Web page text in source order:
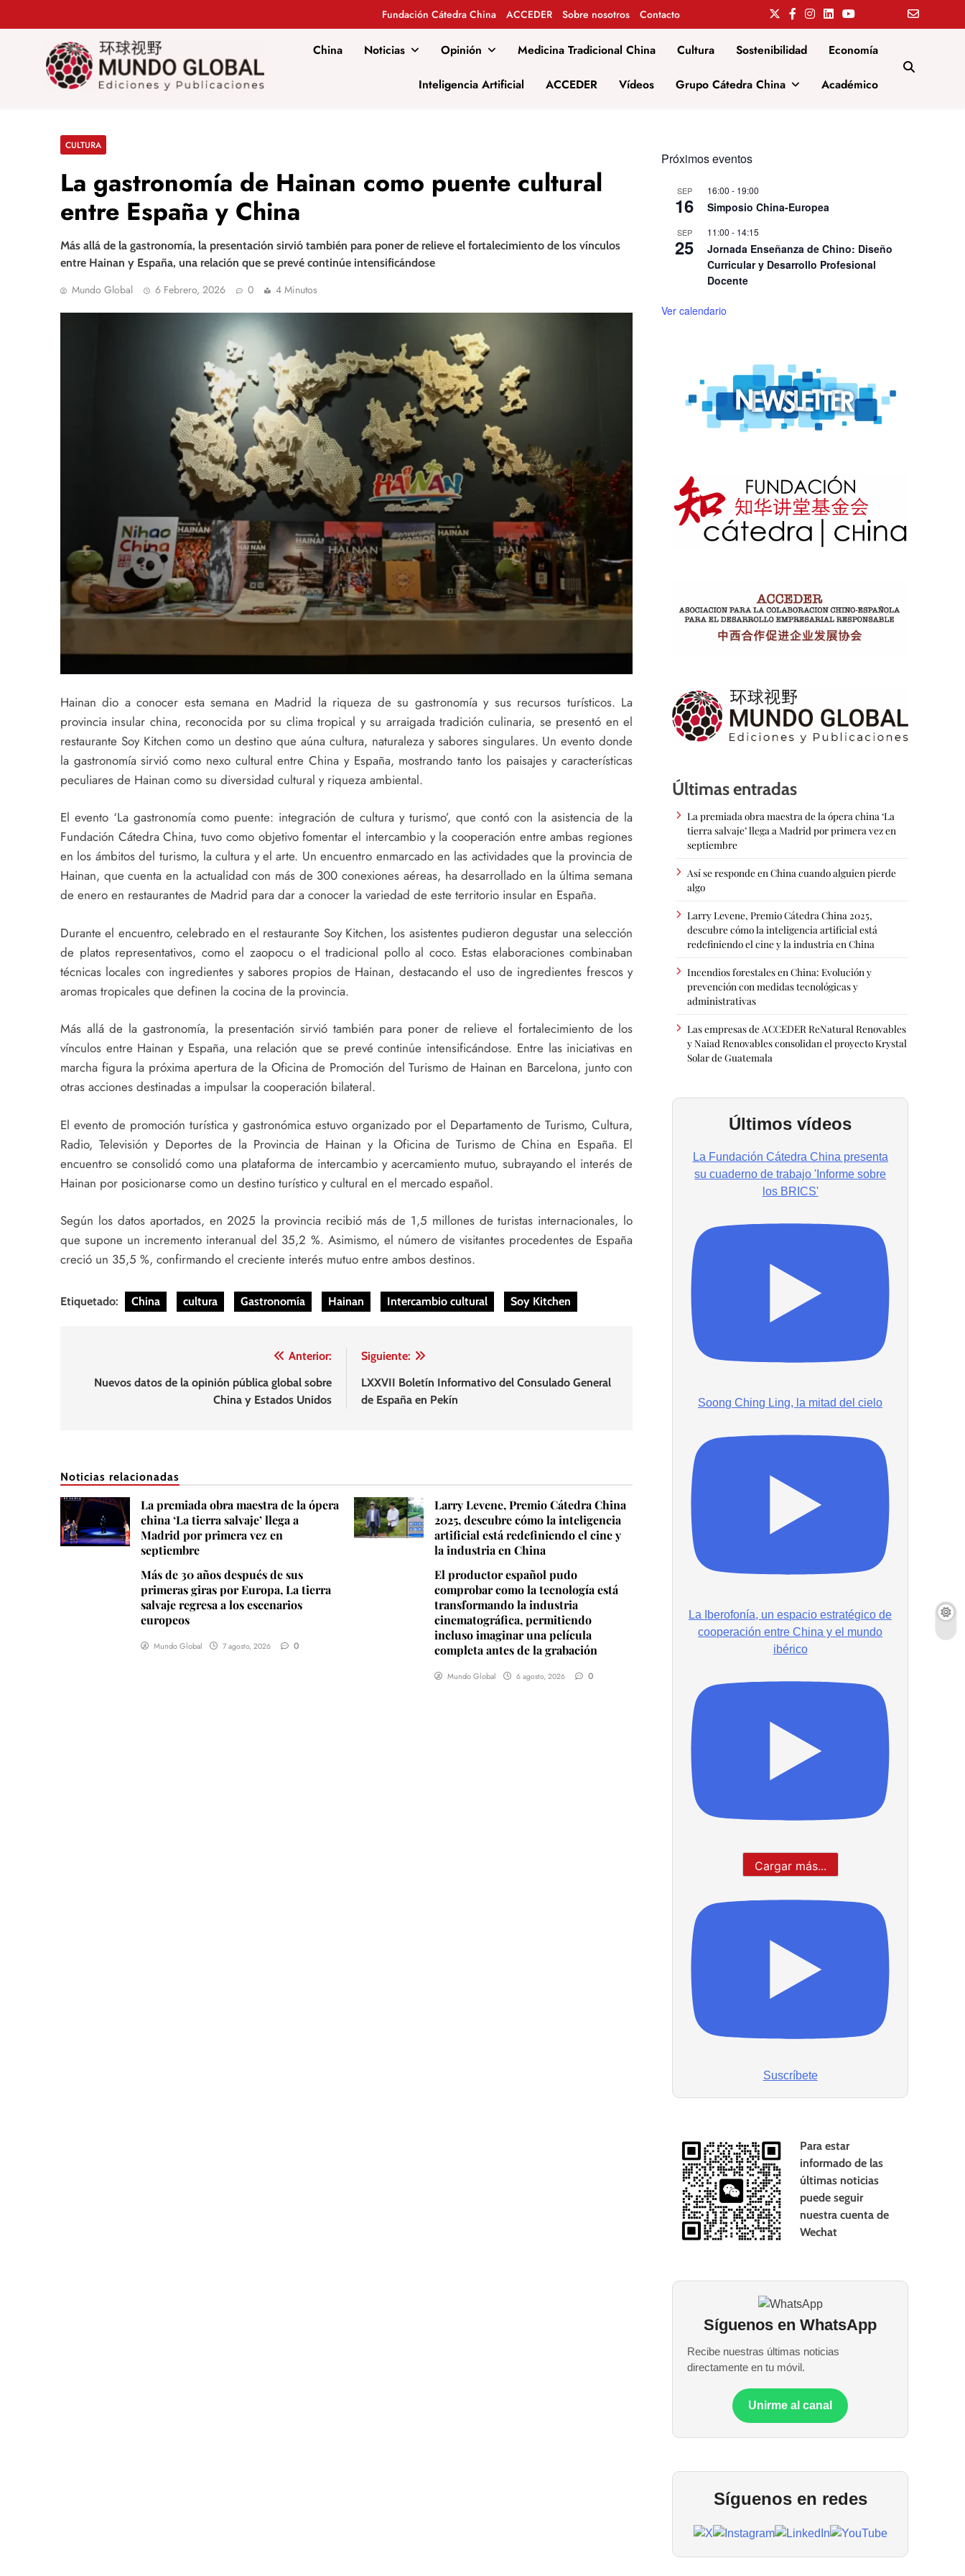
Fundación Cátedra China ACCEDER Sobre nosotros Contacto
Mundo Global
China Noticias Opinión Medicina Tradicional China Cultura Sostenibilidad Economía
Inteligencia Artificial ACCEDER Vídeos Grupo Cátedra China Académico
CULTURA
La gastronomía de Hainan como puente cultural
entre España y China
Más allá de la gastronomía, la presentación sirvió también para poner de relieve el fortalecimiento de los vínculos
entre Hainan y España, una relación que se prevé continúe intensificándose
Mundo Global 6 Febrero, 2026 0 4 Minutos
Hainan dio a conocer esta semana en Madrid la riqueza de su gastronomía y sus recursos turísticos. La
provincia insular china, reconocida por su clima tropical y su arraigada tradición culinaria, se presentó en el
restaurante Soy Kitchen como un destino que aúna cultura, naturaleza y sabores singulares. Un evento donde
la gastronomía sirvió como nexo cultural entre China y España, mostrando tanto los paisajes y características
peculiares de Hainan como su diversidad cultural y riqueza ambiental.
El evento ‘La gastronomía como puente: integración de cultura y turismo’, que contó con la asistencia de la
Fundación Cátedra China, tuvo como objetivo fomentar el intercambio y la cooperación entre ambas regiones
en los ámbitos del turismo, la cultura y el arte. Un encuentro enmarcado en las actividades que la provincia de
Hainan, que cuenta en la actualidad con más de 300 conexiones aéreas, ha desarrollado en la última semana
de enero en restaurantes de Madrid para dar a conocer la variedad de este territorio insular en España.
Durante el encuentro, celebrado en el restaurante Soy Kitchen, los asistentes pudieron degustar una selección
de platos representativos, como el zaopocu o el tradicional pollo al coco. Estas elaboraciones combinaban
técnicas locales con ingredientes y sabores propios de Hainan, destacando el uso de ingredientes frescos y
aromas tropicales que definen la cocina de la provincia.
Más allá de la gastronomía, la presentación sirvió también para poner de relieve el fortalecimiento de los
vínculos entre Hainan y España, una relación que se prevé continúe intensificándose. Entre las iniciativas en
marcha figura la próxima apertura de la Oficina de Promoción del Turismo de Hainan en Barcelona, junto con
otras acciones destinadas a impulsar la cooperación bilateral.
El evento de promoción turística y gastronómica estuvo organizado por el Departamento de Turismo, Cultura,
Radio, Televisión y Deportes de la Provincia de Hainan y la Oficina de Turismo de China en España. El
encuentro se consolidó como una plataforma de intercambio y acercamiento mutuo, subrayando el interés de
Hainan por posicionarse como un destino turístico y cultural en el mercado español.
Según los datos aportados, en 2025 la provincia recibió más de 1,5 millones de turistas internacionales, lo
que supone un incremento interanual del 35,2 %. Asimismo, el número de visitantes procedentes de España
creció un 35,5 %, confirmando el creciente interés mutuo entre ambos destinos.
Etiquetado: China cultura Gastronomía Hainan Intercambio cultural Soy Kitchen
Anterior:
Nuevos datos de la opinión pública global sobre
China y Estados Unidos
Siguiente:
LXXVII Boletín Informativo del Consulado General
de España en Pekín
Noticias relacionadas
La premiada obra maestra de la ópera
china ‘La tierra salvaje’ llega a
Madrid por primera vez en
septiembre
Más de 30 años después de sus
primeras giras por Europa, La tierra
salvaje regresa a los escenarios
europeos
Mundo Global 7 agosto, 2026 0
Larry Levene, Premio Cátedra China
2025, descubre cómo la inteligencia
artificial está redefiniendo el cine y
la industria en China
El productor español pudo
comprobar como la tecnología está
transformando la industria
cinematográfica, permitiendo
incluso imaginar una película
completa antes de la grabación
Mundo Global 6 agosto, 2026 0
Próximos eventos
SEP
16
16:00 - 19:00
Simposio China-Europea
SEP
25
11:00 - 14:15
Jornada Enseñanza de Chino: Diseño
Curricular y Desarrollo Profesional
Docente
Ver calendario
Últimas entradas
La premiada obra maestra de la ópera china ‘La
tierra salvaje’ llega a Madrid por primera vez en
septiembre
Así se responde en China cuando alguien pierde
algo
Larry Levene, Premio Cátedra China 2025,
descubre cómo la inteligencia artificial está
redefiniendo el cine y la industria en China
Incendios forestales en China: Evolución y
prevención con medidas tecnológicas y
administrativas
Las empresas de ACCEDER ReNatural Renovables
y Naiad Renovables consolidan el proyecto Krystal
Solar de Guatemala
Últimos vídeos
La Fundación Cátedra China presenta
su cuaderno de trabajo 'Informe sobre
los BRICS'
Soong Ching Ling, la mitad del cielo
La Iberofonía, un espacio estratégico de
cooperación entre China y el mundo
ibérico
Cargar más...
Suscríbete
Para estar
informado de las
últimas noticias
puede seguir
nuestra cuenta de
Wechat
Síguenos en WhatsApp
Recibe nuestras últimas noticias
directamente en tu móvil.
Unirme al canal
Síguenos en redes